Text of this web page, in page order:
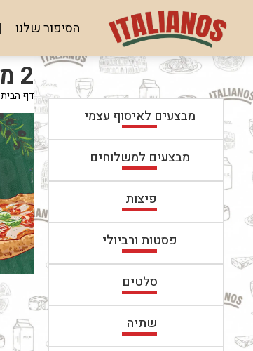
המרכזי
הסיפור שלנו
מעבר
לתפריט
הקטגוריות
מעבר
המוצר
מבצעים לאיסוף עצמי
מבצעים למשלוחים
פיצות
פסטות ורביולי
סלטים
שתיה
2 משפחתיות
דף הבית